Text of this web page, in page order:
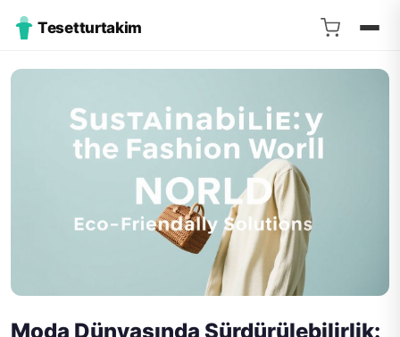
Tesetturtakim
Moda Dünyasında Sürdürülebilirlik: